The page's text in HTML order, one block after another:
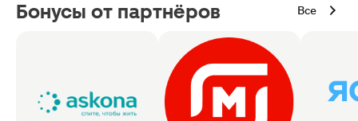
Бонусы от партнёров Все